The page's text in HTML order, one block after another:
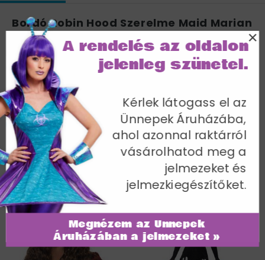
Bordó Robin Hood Szerelme Maid Marian
Jelmez Nőknek Ruhával és Fejdísszel - L
Mellbőség 102-107 cm / Derékbőség 81-86 cm /
Csípőméret 108-113 cm / Belső lábhossz 84 cm
Cikkszám: 30816L
További termékek a kategóriában
Megnézem az Ünnepek
Áruházában a jelmezeket »
Kérlek látogass el az
Ünnepek Áruházába,
ahol azonnal raktárról
vásárolhatod meg a
jelmezeket és
jelmezkiegészítőket.
A rendelés az oldalon
jelenleg szünetel.
×